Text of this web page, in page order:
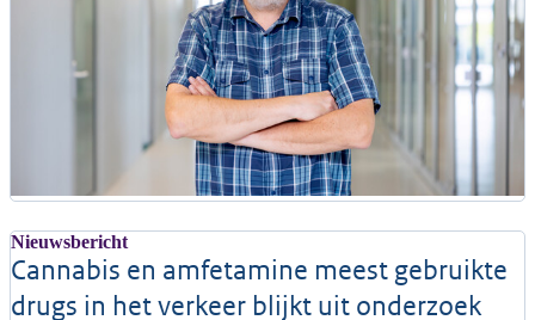
Nieuwsbericht
Cannabis en amfetamine meest gebruikte
drugs in het verkeer blijkt uit onderzoek